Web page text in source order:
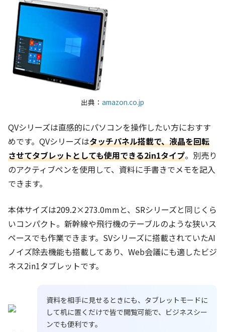
出典： amazon.co.jp
QVシリーズは直感的にパソコンを操作したい方におすす
めです。QVシリーズはタッチパネル搭載で、液晶を回転
させてタブレットとしても使用できる2in1タイプ。別売り
のアクティブペンを使用して、資料に手書きでメモを記入
できます。
本体サイズは209.2×273.0mmと、SRシリーズと同じくら
いコンパクト。新幹線や飛行機のテーブルのような狭いス
ペースでも作業できます。SVシリーズに搭載されていたAI
ノイズ除去機能も搭載してあり、Web会議にも適したビジ
ネス2in1タブレットです。
資料を相手に見せるときにも、タブレットモードに
して机に置くだけで皆で閲覧可能で、ビジネスシー
ンでも便利です。